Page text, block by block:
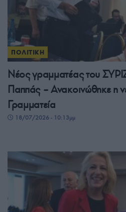
ΠΟΛΙΤΙΚΗ
Νέος γραμματέας του
Παππάς – Ανακοινώθηκε η
Γραμματεία
18/07/2026 - 10:13μμ